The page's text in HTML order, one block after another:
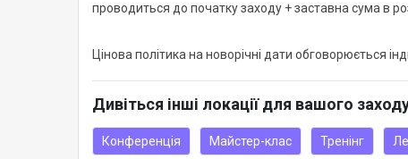
проводиться до початку заходу + заставна сума в
Цінова політика на новорічні дати обговорюється
Дивіться інші локації для вашого
Конференція Майстер-клас Тренінг